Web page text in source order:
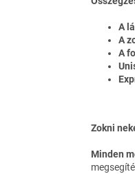
A
A
A
Zokni
Minden